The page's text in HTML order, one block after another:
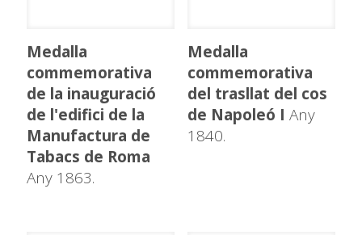
Medalla
commemorativa
de la inauguració
de l'edifici de la
Manufactura de
Tabacs de Roma
Any 1863.
Medalla
commemorativa
del trasllat del cos
de Napoleó I Any
1840.